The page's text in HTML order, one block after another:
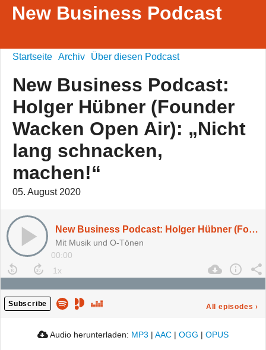
New Business Podcast
Startseite Archiv Über diesen Podcast
New Business Podcast:
Holger Hübner (Founder
Wacken Open Air): „Nicht
lang schnacken,
machen!“
05. August 2020
New Business Podcast: Holger Hübner (Founder Wacken Open Air): „Nicht lang schnacken, machen!“
Mit Musik und O-Tönen
00:00
Subscribe All episodes ›
Audio herunterladen: MP3 | AAC | OGG | OPUS